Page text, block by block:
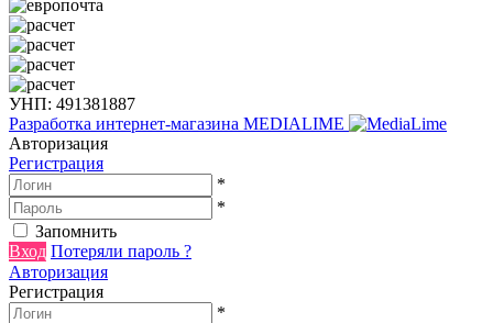
УНП: 491381887
Разработка интернет-магазина MEDIALIME
Авторизация
Регистрация
*
*
Запомнить
Вход Потеряли пароль ?
Авторизация
Регистрация
*